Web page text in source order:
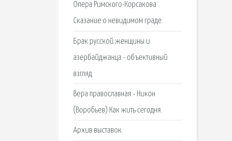
Опера Римского-Корсакова
Сказание о невидимом граде.
Брак русской женщины и
азербайджанца - объективный
взгляд.
Вера православная - Никон
(Воробьев) Как жить сегодня.
Архив выставок.